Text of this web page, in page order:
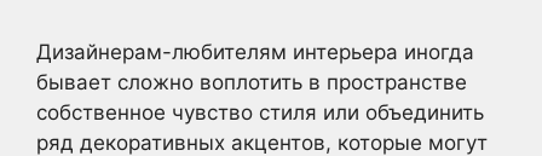
Дизайнерам-любителям интерьера иногда
бывает сложно воплотить в пространстве
собственное чувство стиля или объединить
ряд декоративных акцентов, которые могут